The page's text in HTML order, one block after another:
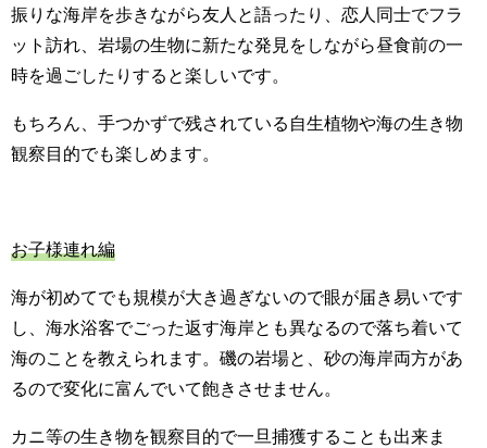
振りな海岸を歩きながら友人と語ったり、恋人同士でフラ
ット訪れ、岩場の生物に新たな発見をしながら昼食前の一
時を過ごしたりすると楽しいです。
もちろん、手つかずで残されている自生植物や海の生き物
観察目的でも楽しめます。
お子様連れ編
海が初めてでも規模が大き過ぎないので眼が届き易いです
し、海水浴客でごった返す海岸とも異なるので落ち着いて
海のことを教えられます。磯の岩場と、砂の海岸両方があ
るので変化に富んでいて飽きさせません。
カニ等の生き物を観察目的で一旦捕獲することも出来ま